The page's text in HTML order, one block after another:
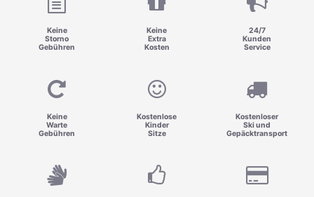
Keine
Storno
Gebühren
Keine
Extra
Kosten
24/7
Kunden
Service
Keine
Warte
Gebühren
Kostenlose
Kinder
Sitze
Kostenloser
Ski und
Gepäcktransport